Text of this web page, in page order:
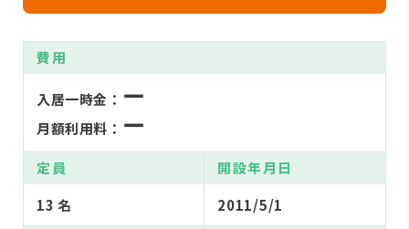
費用
入居一時金： ー
月額利用料： ー
定員
13 名
開設年月日
2011/5/1